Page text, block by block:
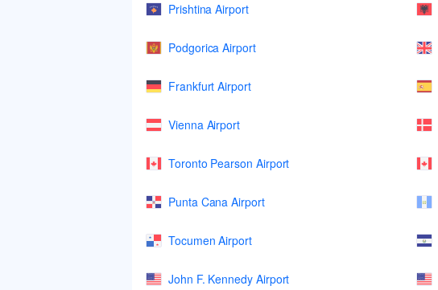
Prishtina Airport
Podgorica Airport
Frankfurt Airport
Vienna Airport
Toronto Pearson Airport
Punta Cana Airport
Tocumen Airport
John F. Kennedy Airport